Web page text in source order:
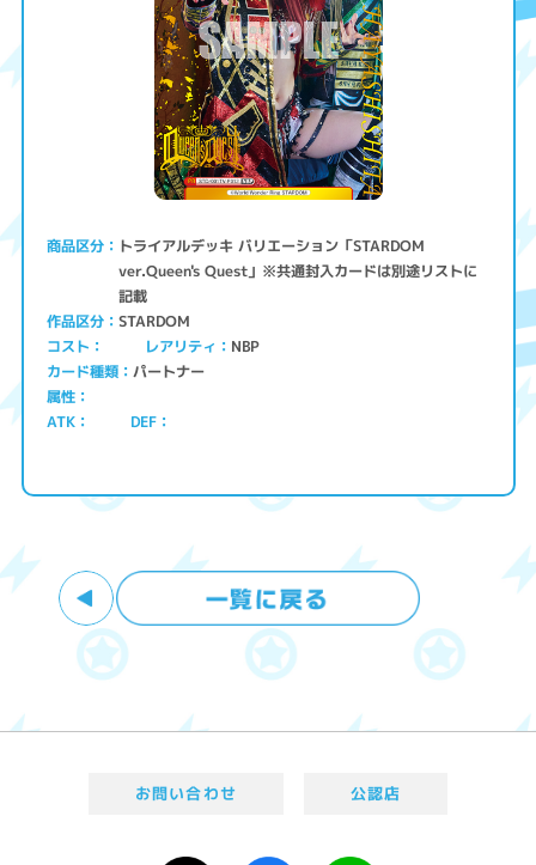
商品区分 トライアルデッキ バリエーション「STARDOM
ver.Queen's Quest」※共通封入カードは別途リストに
記載
作品区分 STARDOM
コスト レアリティ NBP
カード種類 パートナー
属性
ATK
DEF
お問い合わせ 公認店